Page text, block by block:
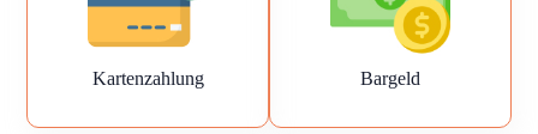
Kartenzahlung Bargeld